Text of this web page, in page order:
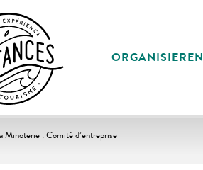
ORGANISIEREN
Minoterie : Comité d’entreprise